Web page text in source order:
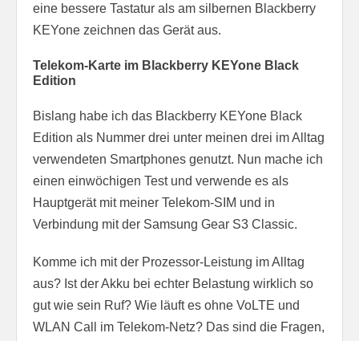
eine bessere Tastatur als am silbernen Blackberry
KEYone zeichnen das Gerät aus.
Telekom-Karte im Blackberry KEYone Black
Edition
Bislang habe ich das Blackberry KEYone Black
Edition als Nummer drei unter meinen drei im Alltag
verwendeten Smartphones genutzt. Nun mache ich
einen einwöchigen Test und verwende es als
Hauptgerät mit meiner Telekom-SIM und in
Verbindung mit der Samsung Gear S3 Classic.
Komme ich mit der Prozessor-Leistung im Alltag
aus? Ist der Akku bei echter Belastung wirklich so
gut wie sein Ruf? Wie läuft es ohne VoLTE und
WLAN Call im Telekom-Netz? Das sind die Fragen,